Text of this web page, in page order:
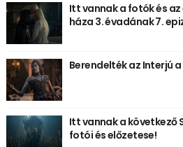
Itt vannak a fotók és
háza 3. évadának 7.
Berendelték az Interjú
Itt vannak a következő
fotói és előzetese!